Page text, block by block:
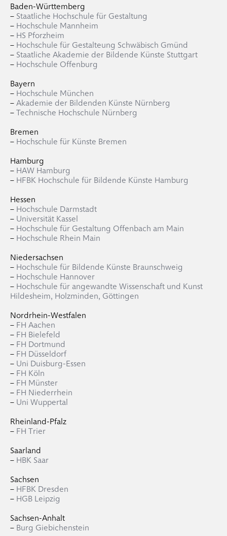
Baden-Württemberg
– Staatliche Hochschule für Gestaltung
– Hochschule Mannheim
– HS Pforzheim
– Hochschule für Gestalteung Schwäbisch Gmünd
– Staatliche Akademie der Bildende Künste Stuttgart
– Hochschule Offenburg
Bayern
– Hochschule München
–Akademie der Bildenden Künste Nürnberg
–Technische Hochschule Nürnberg
Bremen
– Hochschule für Künste Bremen
Hamburg
– HAW Hamburg
– HFBK Hochschule für Bildende Künste Hamburg
Hessen
– Hochschule Darmstadt
– Universität Kassel
– Hochschule für Gestaltung Offenbach am Main
– Hochschule Rhein Main
Niedersachsen
– Hochschule für Bildende Künste Braunschweig
– Hochschule Hannover
– Hochschule für angewandte Wissenschaft und Kunst
Hildesheim, Holzminden, Göttingen
Nordrhein-Westfalen
– FH Aachen
– FH Bielefeld
– FH Dortmund
– FH Düsseldorf
– Uni Duisburg-Essen
– FH Köln
– FH Münster
– FH Niederrhein
– Uni Wuppertal
Rheinland-Pfalz
– FH Trier
Saarland
– HBK Saar
Sachsen
– HFBK Dresden
– HGB Leipzig
Sachsen-Anhalt
– Burg Giebichenstein